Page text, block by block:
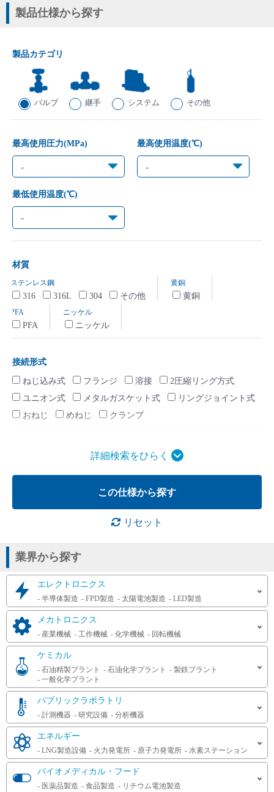
languageLanguage：
お問い合わせ
製品仕様から探す
製品カテゴリ
バルブ 継手 システム その他
最高使用圧力(MPa) 最高使用温度(℃)
最低使用温度(℃)
材質
316 316L 304 その他 黄銅
PFA ニッケル
接続形式
ねじ込み式 フランジ 溶接
2圧縮リング方式
ユニオン式
メタルガスケット式
リングジョイント式
おねじ
めねじ クランプ
10 ～ 100未満 100以上
特徴
耐食性優 特殊材料ガス
微量調整可
高圧ガス大臣認定品対応可
高圧ガス大臣認定品も対応可能です
真空
呼び径
1.58 3 3.17 3.2 4 6 6.3
6.35
6.7
8.3 9.52
12.3
12.7 13 14.2 14.3 15
17.8
19.05
20
34.5
38.1 40 43.2 49.1 50 50.8
61.1
63.5
76.3 101.6 101.7
詳細検索
この仕様から探す
リセット
業界から探す
エレクトロニクス
半導体製造 FPD製造 太陽電池製造 LED製造
メカトロニクス
産業機械 工作機械 化学機械 回転機械
ケミカル
石油精製プラント 石油化学プラント
製鉄プラント
一般化学プラント
パブリックラボラトリ
計測機器 研究設備 分析機器
エネルギー
LNG製造設備 火力発電所 原子力発電所 水素ステーション
バイオメディカル・フード
医薬品製造 食品製造 リチウム電池製造